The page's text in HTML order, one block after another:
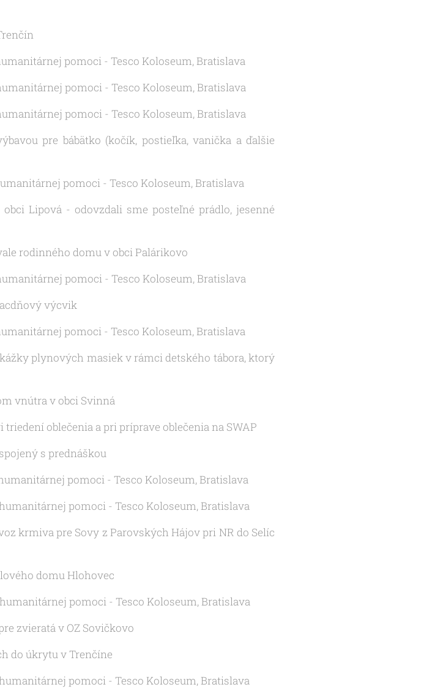
pomoci - Tesco Koloseum, Bratislava
pomoci - Tesco Koloseum, Bratislava
pomoci - Tesco Koloseum, Bratislava
pre bábätko (kočík, postieľka, vanička a ďalšie
pomoci - Tesco Koloseum, Bratislava
Lipová - odovzdali sme posteľné prádlo, jesenné
rodinného domu v obci Palárikovo
pomoci - Tesco Koloseum, Bratislava
výcvik
pomoci - Tesco Koloseum, Bratislava
plynových masiek v rámci detského tábora, ktorý
vnútra v obci Svinná
oblečenia a pri príprave oblečenia na SWAP
s prednáškou
pomoci - Tesco Koloseum, Bratislava
pomoci - Tesco Koloseum, Bratislava
krmiva pre Sovy z Parovských Hájov pri NR do Selíc
domu Hlohovec
pomoci - Tesco Koloseum, Bratislava
zvieratá v OZ Sovičkovo
do úkrytu v Trenčíne
pomoci - Tesco Koloseum, Bratislava